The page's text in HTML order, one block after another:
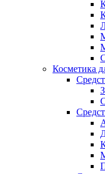
Косметика